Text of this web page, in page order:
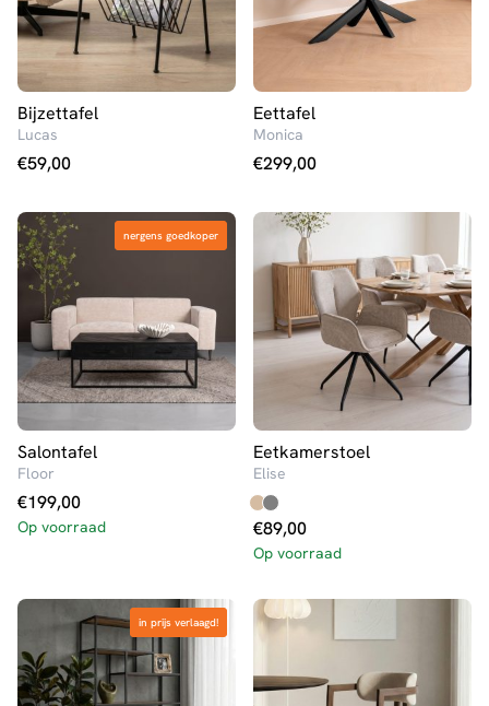
Bijzettafel
Lucas
€59,00
Eettafel
Monica
€299,00
nergens goedkoper
nergens goedkoper
Salontafel
Floor
€199,00
Op voorraad
Eetkamerstoel
Elise
€89,00
Op voorraad
in prijs verlaagd!
in prijs verlaagd!